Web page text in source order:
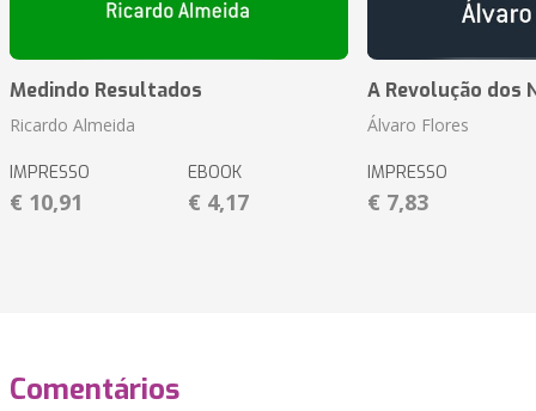
Medindo Resultados
Ricardo Almeida
IMPRESSO
€ 10,91
EBOOK
€ 4,17
A Revolução dos
Álvaro Flores
IMPRESSO
€ 7,83
Comentários